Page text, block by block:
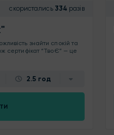
скористались 334 разів
знайти спокій та
сертифікат “ТвоЄ” — це
2.5 год